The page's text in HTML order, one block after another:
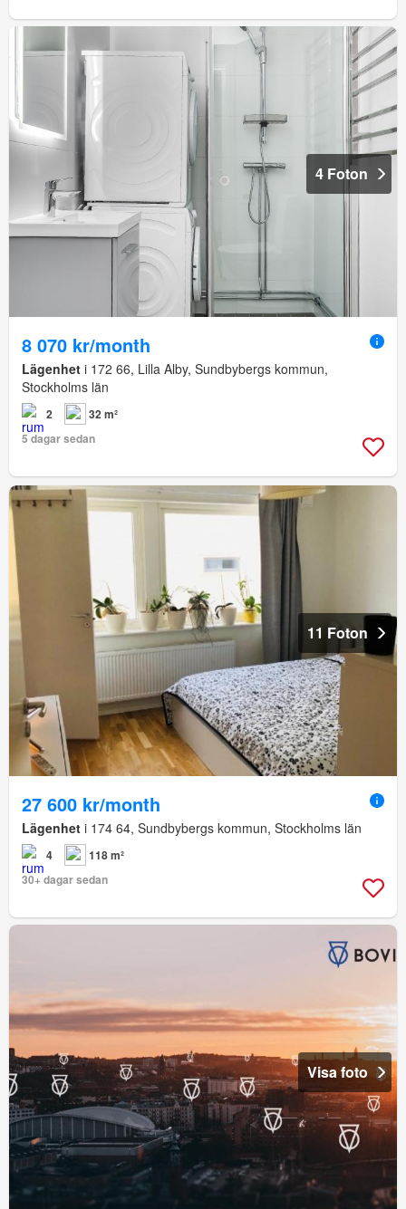
4 Foton
8 070 kr/month
Lägenhet i 172 66, Lilla Alby, Sundbybergs kommun,
Stockholms län
2
32 m²
5 dagar sedan
11 Foton
27 600 kr/month
Lägenhet i 174 64, Sundbybergs kommun, Stockholms län
4
118 m²
30+ dagar sedan
Visa foto